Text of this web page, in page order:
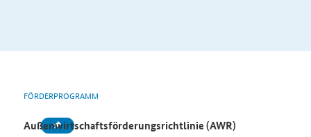
FÖRDERPROGRAMM
Außenwirtschaftsförderungsrichtlinie (AWR)